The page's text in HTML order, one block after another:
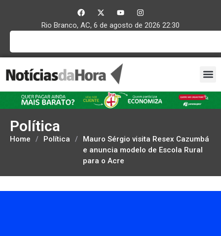
Rio Branco, AC, 6 de agosto de 2026 22:30
Política
Home / Política /
Mauro Sérgio visita Resex Cazumbá
e anuncia modelo de Escola Rural
para o Acre